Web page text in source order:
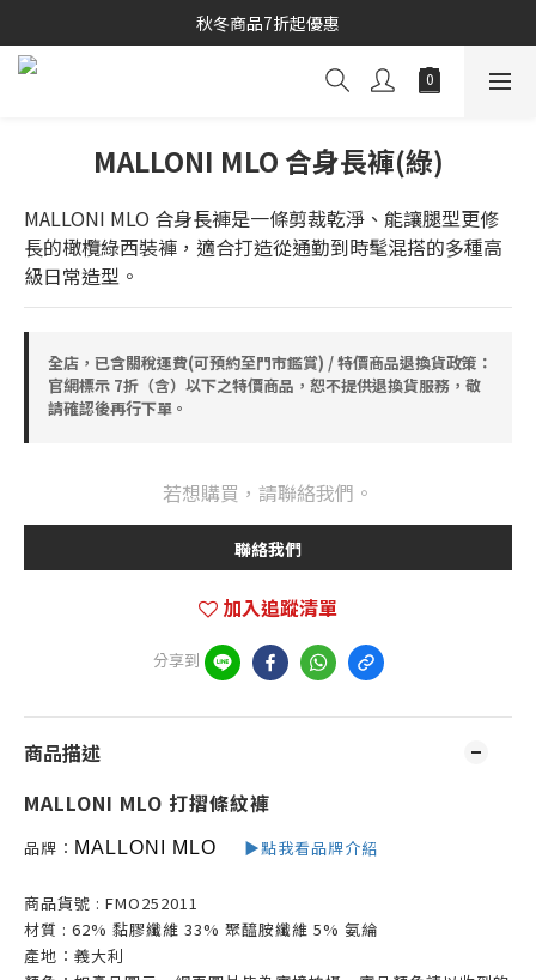
秋冬商品7折起優惠
秋冬商品7折起優惠
線上購物專區 精選 5 折
MALLONI MLO 合身長褲(綠)
MALLONI MLO 合身長褲是一條剪裁乾淨、能讓腿型更修
長的橄欖綠西裝褲，適合打造從通勤到時髦混搭的多種高
級日常造型。
全店，已含關稅運費(可預約至門市鑑賞) / 特價商品退換貨政策：
官網標示 7折（含）以下之特價商品，恕不提供退換貨服務，敬
請確認後再行下單。
若想購買，請聯絡我們。
聯絡我們
加入追蹤清單
分享到
商品描述
MALLONI MLO 打摺條紋褲
品牌： MALLONI MLO ▶點我看品牌介紹
商品貨號 : FMO252011
材質 : 62% 黏膠纖維 33% 聚醯胺纖維 5% 氨綸
產地：義大利